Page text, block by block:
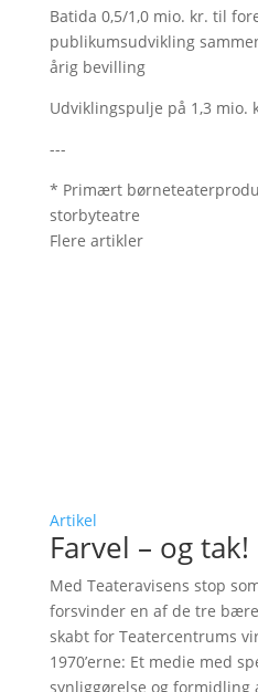
Batida 0,5/1,0 mio. kr. til
publikumsudvikling
årig bevilling
Udviklingspulje på 1,3 mio.
---
* Primært
storbyteatre
Flere artikler
Artikel
Farvel – og tak!
Med Teateravisens stop
forsvinder en af de tre
skabt for Teatercentrums
1970’erne: Et medie med
synliggørelse og formidling